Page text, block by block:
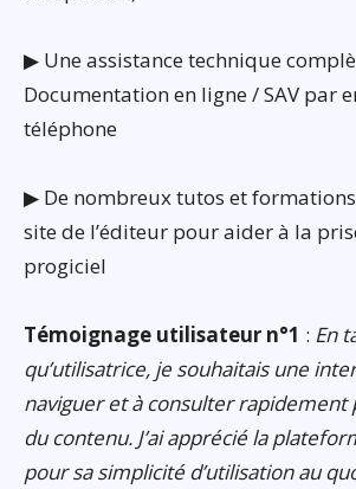
▶ Une assistance technique
Documentation en ligne / SAV par
téléphone
▶ De nombreux tutos et
site de l’éditeur pour aider à la
progiciel
Témoignage utilisateur n°1 : En
qu’utilisatrice, je souhaitais une
naviguer et à consulter
du contenu. J’ai apprécié la
pour sa simplicité d’utilisation au